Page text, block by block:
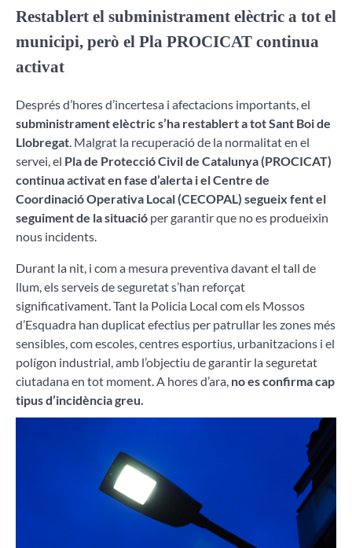
Restablert el subministrament elèctric a tot el
municipi, però el Pla PROCICAT continua
activat
Després d’hores d’incertesa i afectacions importants, el
subministrament elèctric s’ha restablert a tot Sant Boi de
Llobregat . Malgrat la recuperació de la normalitat en el
servei, el Pla de Protecció Civil de Catalunya (PROCICAT)
continua activat en fase d’alerta i el Centre de
Coordinació Operativa Local (CECOPAL) segueix fent el
seguiment de la situació per garantir que no es produeixin
nous incidents.
Durant la nit, i com a mesura preventiva davant el tall de
llum, els serveis de seguretat s’han reforçat
significativament. Tant la Policia Local com els Mossos
d’Esquadra han duplicat efectius per patrullar les zones més
sensibles, com escoles, centres esportius, urbanitzacions i el
polígon industrial, amb l’objectiu de garantir la seguretat
ciutadana en tot moment. A hores d’ara, no es confirma cap
tipus d’incidència greu.